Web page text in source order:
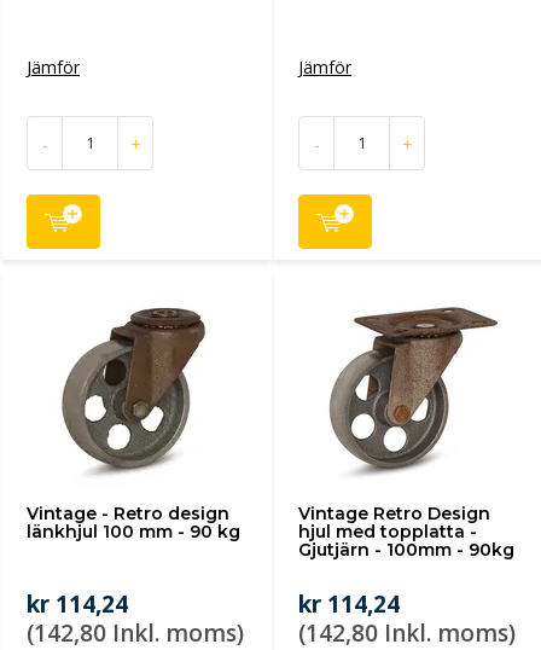
Jämför
- +
Jämför
- +
Vintage - Retro design
länkhjul 100 mm - 90 kg
kr 114,24
(142,80 Inkl. moms)
Vintage Retro Design
hjul med topplatta -
Gjutjärn - 100mm - 90kg
kr 114,24
(142,80 Inkl. moms)